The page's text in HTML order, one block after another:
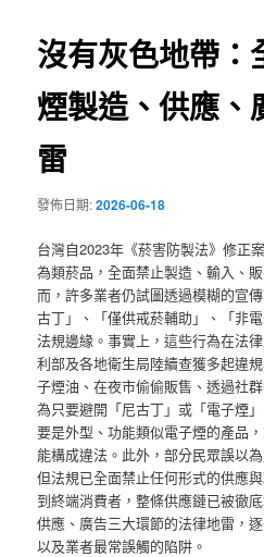
沒有灰色地帶：
煙製造、供應、
雷
發佈日期:2026-06-18
台灣自2023年《菸害防製法》修正
為類菸品，全面禁止製造、輸入、
而，許多業者仍試圖透過模糊的宣
古丁」、「僅供戒菸輔助」、「非
法規邊緣。事實上，這些行為在法
利部及各地衛生局陸續查獲多起違
子煙油、在夜市偷偷販售、透過社
為只要避開「尼古丁」或「電子煙
要是外型、功能類似電子煙的產品
能構成違法。此外，部分民眾誤以
但法規已全面禁止任何形式的供應
到終端消費者，整條供應鏈已被徹
供應、廣告三大環節的法律地雷，
以及業者最常誤觸的陷阱。